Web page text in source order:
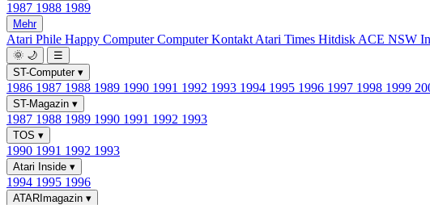
1987 1988 1989
Mehr
Atari Phile Happy ComputerComputer Kontakt Atari Times Hitdisk ACE NSW
🌞 🌙
☰
ST-Computer ▾
1986 1987 1988 1989 1990 1991 1992 1993 1994 1995 1996 1997 1998 1999
ST-Magazin ▾
1987 1988 1989 1990 1991 1992 1993
TOS ▾
1990 1991 1992 1993
Atari Inside ▾
1994 1995 1996
ATARImagazin ▾